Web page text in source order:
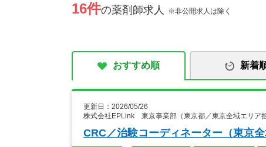
16件の薬剤師求人 ※非公開求人は除く
おすすめ順 新着
更新日：2026/05/26
株式会社EPLink 東京事業部（東京都／東京全域エリア
CRC／治験コーディネーター（東京